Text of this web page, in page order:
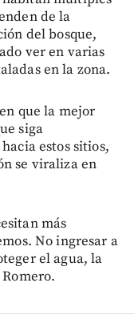
de la
del bosque,
ver en varias
en la zona.
que la mejor
siga
estos sitios,
se viraliza en
más
No ingresar a
el agua, la